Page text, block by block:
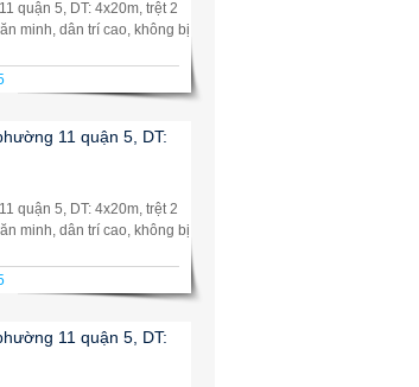
quận 5, DT: 4x20m, trệt 2
minh, dân trí cao, không bị
11 quận 5, DT:
quận 5, DT: 4x20m, trệt 2
minh, dân trí cao, không bị
11 quận 5, DT: